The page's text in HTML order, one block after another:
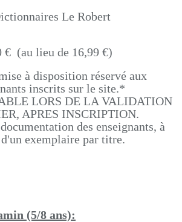
€ (au lieu de 16,99 €)
à disposition réservé aux
inscrits sur le site.*
LORS DE LA VALIDATION
APRES INSCRIPTION.
des enseignants, à
exemplaire par titre.
(5/8 ans):